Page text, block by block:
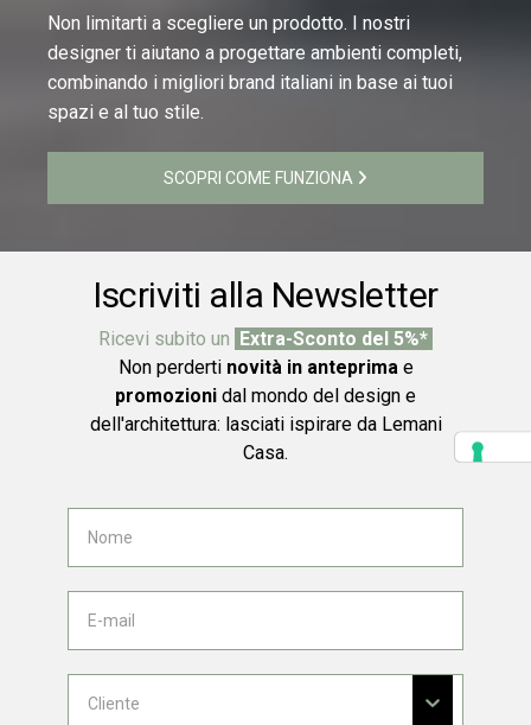
Non limitarti a scegliere un prodotto. I nostri
designer ti aiutano a progettare ambienti completi,
combinando i migliori brand italiani in base ai tuoi
spazi e al tuo stile.
SCOPRI COME FUNZIONA
Iscriviti alla Newsletter
Ricevi subito un Extra-Sconto del 5%*
Non perderti novità in anteprimae
promozioni dal mondo del design e
dell'architettura: lasciati ispirare da Lemani
Casa.